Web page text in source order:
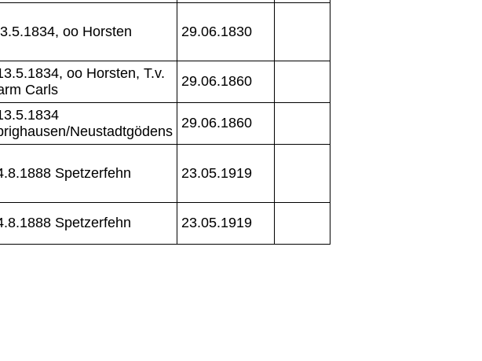
oo Horsten 29.06.1830
oo Horsten, T.v.
Carls
29.06.1860
Neustadtgödens
29.06.1860
Spetzerfehn 23.05.1919
Spetzerfehn 23.05.1919